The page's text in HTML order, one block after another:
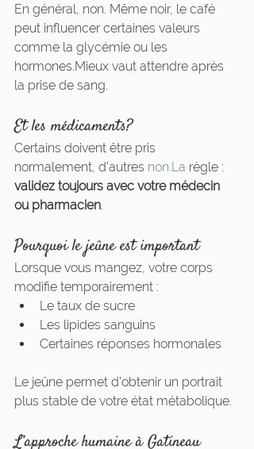
En général, non. Même noir, le café
peut influencer certaines valeurs
comme la glycémie ou les
hormones.Mieux vaut attendre après
la prise de sang.
Et les médicaments?
Certains doivent être pris
normalement, d’autres non.La règle :
validez toujours avec votre médecin
ou pharmacien.
Pourquoi le jeûne est important
Lorsque vous mangez, votre corps
modifie temporairement :
Le taux de sucre
Les lipides sanguins
Certaines réponses hormonales
Le jeûne permet d’obtenir un portrait
plus stable de votre état métabolique.
L’approche humaine à Gatineau